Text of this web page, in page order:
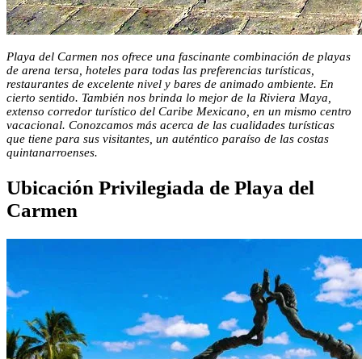
Playa del Carmen nos ofrece una fascinante combinación de playas
de arena tersa, hoteles para todas las preferencias turísticas,
restaurantes de excelente nivel y bares de animado ambiente. En
cierto sentido. También nos brinda lo mejor de la Riviera Maya,
extenso corredor turístico del Caribe Mexicano, en un mismo centro
vacacional. Conozcamos más acerca de las cualidades turísticas
que tiene para sus visitantes, un auténtico paraíso de las costas
quintanarroenses.
Ubicación Privilegiada de Playa del
Carmen